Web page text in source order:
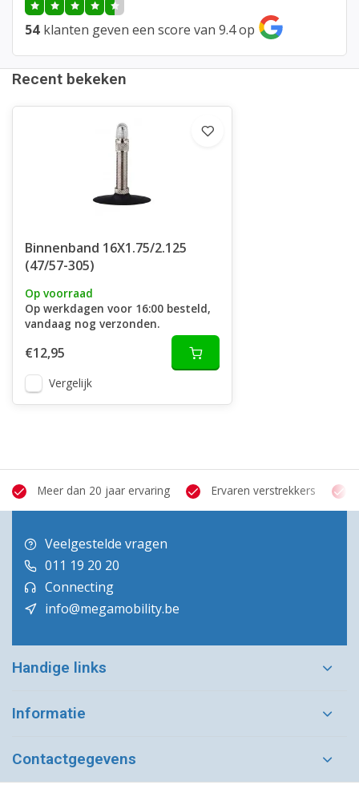
54 klanten geven een score van 9.4 op
Recent bekeken
Binnenband 16X1.75/2.125
(47/57-305)
Op voorraad
Op werkdagen voor 16:00 besteld,
vandaag nog verzonden.
€12,95
Vergelijk
Meer dan 20 jaar ervaring Ervaren verstrekkers
Veelgestelde vragen
011 19 20 20
Connecting
info@megamobility.be
Handige links
Informatie
Contactgegevens